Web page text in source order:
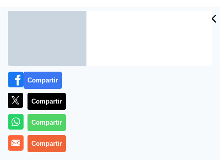
Más información
Compartir
Compartir
Compartir
Compartir